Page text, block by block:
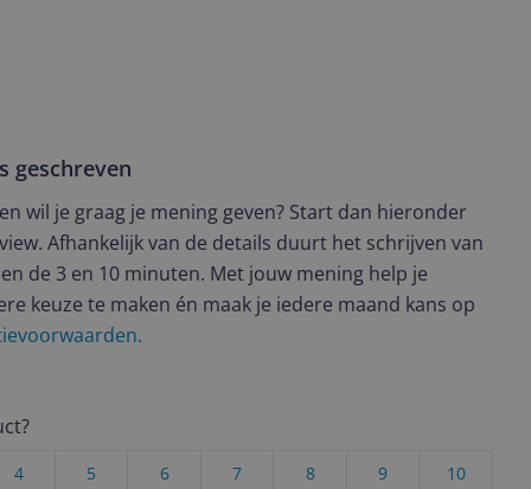
geschreven
wil je graag je mening geven? Start dan hieronder
Afhankelijk van de details duurt het schrijven van
de 3 en 10 minuten. Met jouw mening help je
keuze te maken én maak je iedere maand kans op
10
9
8
7
6
5
4